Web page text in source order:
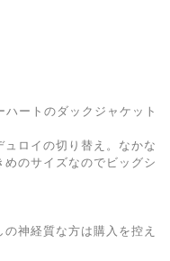
ートのダックジャケット
ロイの切り替え。なかな
のサイズなのでビッグシ
神経質な方は購入を控え